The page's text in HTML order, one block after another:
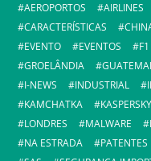
AEROPORTOS
AIRLINES
CARACTERÍSTICAS
EVENTO
EVENTOS F1
GROELÂNDIA
I-NEWS
INDUSTRIAL
KAMCHATKA
KASPERSKY
LONDRES
MALWARE
NA ESTRADA
PATENTES